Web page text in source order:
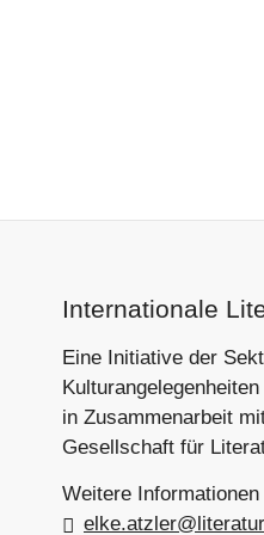
Footer-
Section
Internationale
Eine Initiative der
in Zusammenarbeit
Gesellschaft für
Weitere Informationen